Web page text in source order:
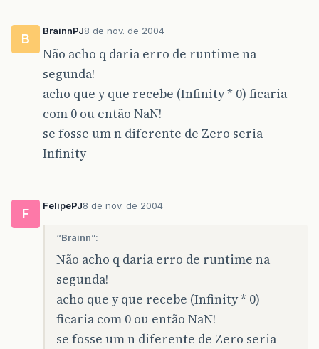
B
BrainnPJ8 de nov. de 2004
Não acho q daria erro de runtime na
segunda!
acho que y que recebe (Infinity * 0) ficaria
com 0 ou então NaN!
se fosse um n diferente de Zero seria
Infinity
F
FelipePJ8 de nov. de 2004
“Brainn”:
Não acho q daria erro de runtime na
segunda!
acho que y que recebe (Infinity * 0)
ficaria com 0 ou então NaN!
se fosse um n diferente de Zero seria